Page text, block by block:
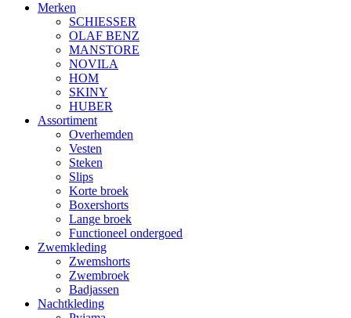
Merken
SCHIESSER
OLAF BENZ
MANSTORE
NOVILA
HOM
SKINY
HUBER
Assortiment
Overhemden
Vesten
Steken
Slips
Korte broek
Boxershorts
Lange broek
Functioneel ondergoed
Zwemkleding
Zwemshorts
Zwembroek
Badjassen
Nachtkleding